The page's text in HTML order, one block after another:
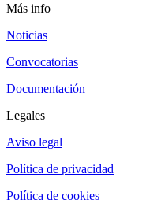
Más info
Noticias
Convocatorias
Documentación
Legales
Aviso legal
Política de privacidad
Política de cookies